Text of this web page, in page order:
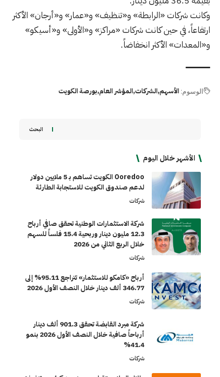
وكانت شركات «الرابطة» و«تنظيف» و«عمار» و«أرجان» الأكثر
ارتفاعاً، في حين كانت شركات «مراكز» و«الأولى» و«أسيكو»
و«المعدات» الأكثر انخفاضاً.
الوسوم: الأسهمالشركاتالمؤشر العامبورصة الكويت
البحث
الأشهر خلال اليوم
Ooredoo الكويت تساهم بـ 5 ملايين دولار
لدعم صندوق الكويت للاستجابة الطارئة
شركات
شركة الاستثمارات الوطنية تحقق صافي أرباح
12.3 مليون دينار وربحية 15.4 فلساً للسهم
خلال الربع الثاني من 2026
شركات
أرباح «كامكو للاستثمار» تتراجع 95.11% إلى
346.77 ألف دينار خلال النصف الأول 2026
شركات
شركة مبرد القابضة تحقق 901.3 ألف دينار
أرباحاً صافية خلال النصف الأول 2026 بنمو
41.4%
شركات